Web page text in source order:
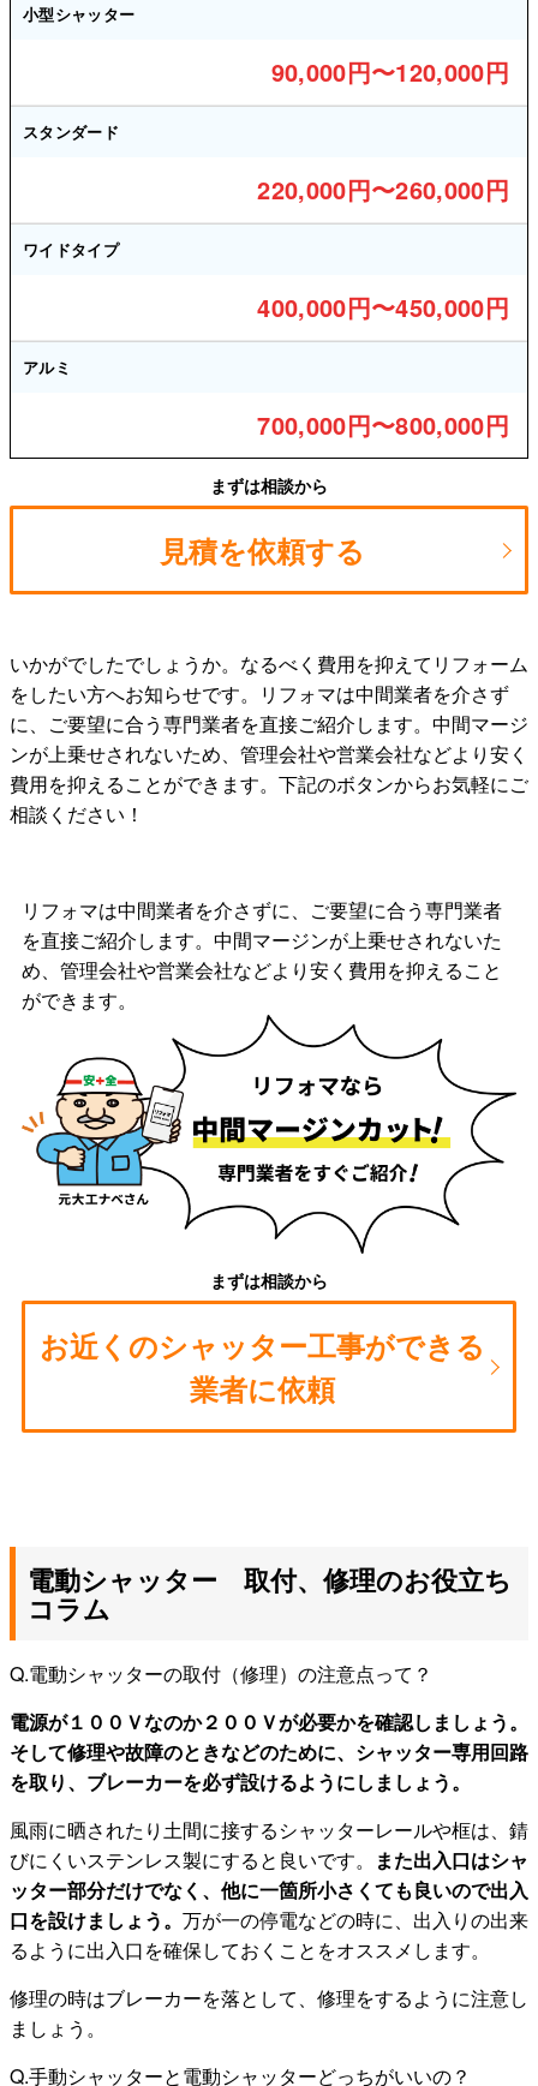
小型シャッター
90,000円〜120,000円
スタンダード
220,000円〜260,000円
ワイドタイプ
400,000円〜450,000円
アルミ
700,000円〜800,000円
まずは相談から
見積を依頼する
いかがでしたでしょうか。なるべく費用を抑えてリフォーム
をしたい方へお知らせです。リフォマは中間業者を介さず
に、ご要望に合う専門業者を直接ご紹介します。中間マージ
ンが上乗せされないため、管理会社や営業会社などより安く
費用を抑えることができます。下記のボタンからお気軽にご
相談ください！
リフォマは中間業者を介さずに、ご要望に合う専門業者
を直接ご紹介します。中間マージンが上乗せされないた
め、管理会社や営業会社などより安く費用を抑えること
ができます。
まずは相談から
お近くのシャッター工事ができる
業者に依頼
電動シャッター 取付、修理のお役立ち
コラム
Q.電動シャッターの取付（修理）の注意点って？
電源が１００Ｖなのか２００Ｖが必要かを確認しましょう。
そして修理や故障のときなどのために、シャッター専用回路
を取り、ブレーカーを必ず設けるようにしましょう。
風雨に晒されたり土間に接するシャッターレールや框は、錆
びにくいステンレス製にすると良いです。
また出入口はシャ
ッター部分だけでなく、他に一箇所小さくても良いので出入
口を設けましょう。 万が一の停電などの時に、出入りの出来
るように出入口を確保しておくことをオススメします。
修理の時はブレーカーを落として、修理をするように注意し
ましょう。
Q.手動シャッターと電動シャッターどっちがいいの？